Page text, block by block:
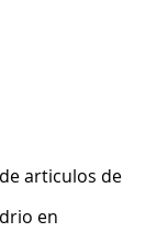
articulos de
en